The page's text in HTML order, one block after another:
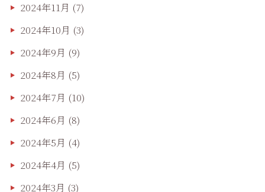
2024年11月 (7)
2024年10月 (3)
2024年9月 (9)
2024年8月 (5)
2024年7月 (10)
2024年6月 (8)
2024年5月 (4)
2024年4月 (5)
2024年3月 (3)